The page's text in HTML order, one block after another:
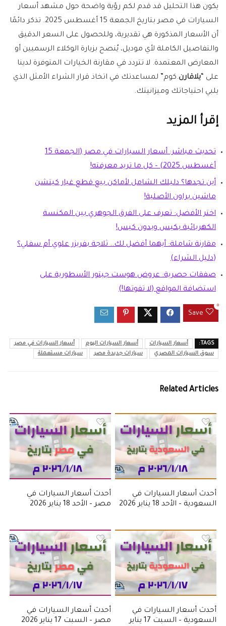
يكون هذا التحليل قد قدم لكم رؤية واضحة حول مشهد أسعار
السيارات في مصر بتاريخ الجمعة 15 أغسطس 2025. تذكر دائمًا
أن الأسعار المذكورة هي تقديرية، وللحصول على السعر الدقيق
والتفاصيل الكاملة لأي موديل، يُنصح بزيارة الوكلاء الرسميين أو
المعارض المعتمدة. لا تتردد في مقارنة الخيارات المتوفرة لدينا
على “ يلاقارن.كوم” لمساعدتك في اتخاذ قرار الشراء الأمثل الذي
يلبي احتياجاتك وميزانيتك.
إقرأ المزيد
تحديث مباشر: أسعار السيارات في مصر (الجمعة 15
أغسطس 2025) – كل ما تريد معرفته!
أين تجدها؟ دليلك الشامل لأماكن بيع قطع غيار كيتشن
ماشين براون الأصلية!
اختر الأفضل: تعرف على الفرق الجوهري بين المكنسة
الكهربائية بكيس وبدون كيس!
مقارنة شاملة: أيهما أفضل لك.. ثلاجة بفريزر علوي أم سفلي؟
(دليل الشراء)
صفقات حصرية: عروض هوست جيتور الأسطورية على
استضافة المواقع (لا تفوتها!)
Save
0
TAGS: أسعار السيارات أسعار السيارات اليوم
أسعار السيارات في مصر
سوق السيارات المصري
سيارات جديدة مصر سيارات مستعملة
Related Articles
أحدث أسعار السيارات في
السعودية – الأحد 18 يناير 2026
أحدث أسعار السيارات في
مصر – الأحد 18 يناير 2026
أحدث أسعار السيارات في
السعودية – السبت 17 يناير
أحدث أسعار السيارات في
مصر – السبت 17 يناير 2026